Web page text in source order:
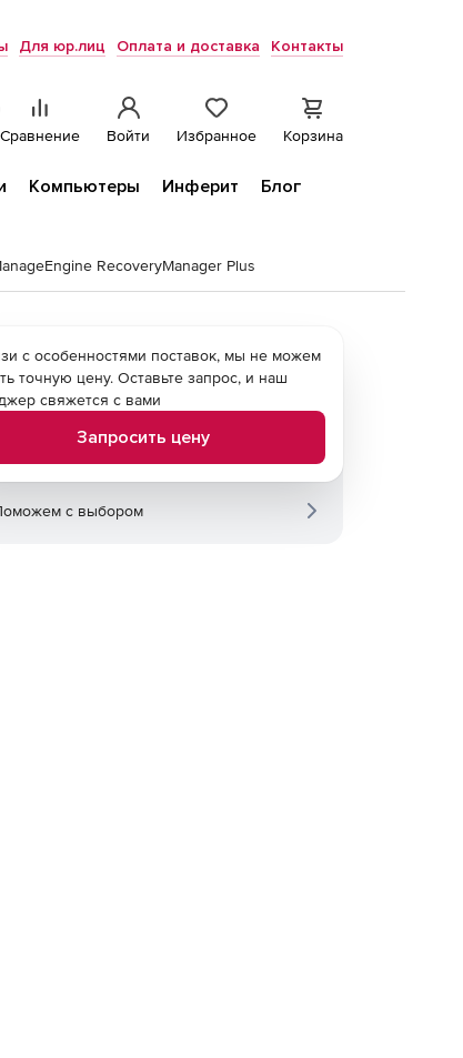
Для юр.лиц Оплата и доставка Контакты
Сравнение Войти Избранное Корзина
Компьютеры Инферит
Блог
RecoveryManager Plus
с особенностями поставок, мы не можем
точную цену. Оставьте запрос, и наш
свяжется с вами
Запросить цену
с выбором